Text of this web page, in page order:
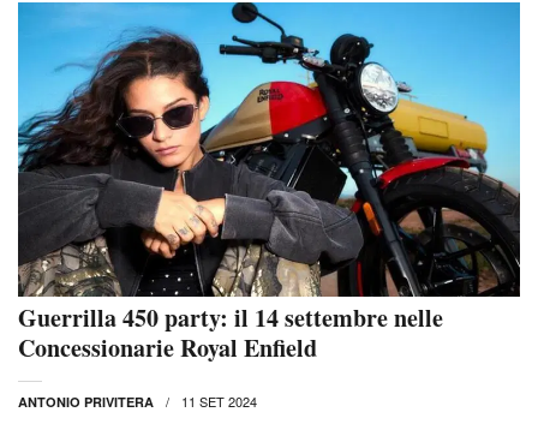
Guerrilla 450 party: il 14 settembre nelle
Concessionarie Royal Enfield
ANTONIO PRIVITERA 11 SET 2024